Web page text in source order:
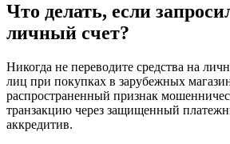
Что делать, если
личный счет?
Никогда не переводите средства на
лиц при покупках в зарубежных
распространенный признак
транзакцию через защищенный
аккредитив.